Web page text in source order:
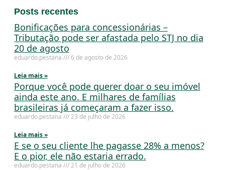
Posts recentes
Bonificações para concessionárias –
Tributação pode ser afastada pelo STJ no dia
20 de agosto
eduardo.pestana 6 de agosto de 2026
Leia mais »
Porque você pode querer doar o seu imóvel
ainda este ano. E milhares de famílias
brasileiras já começaram a fazer isso.
eduardo.pestana 23 de julho de 2026
Leia mais »
E se o seu cliente lhe pagasse 28% a menos?
E o pior, ele não estaria errado.
eduardo.pestana 21 de julho de 2026